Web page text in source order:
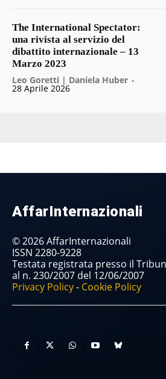
The International Spectator:
una rivista al servizio del
dibattito internazionale – 13
Marzo 2023
Leo Goretti | Daniela Huber -
28 Aprile 2026
AffarInternazionali
© 2026 AffarInternazionali
ISSN 2280-9228
Testata registrata presso il
al n. 230/2007 del 12/06/2007
Privacy Policy- Cookie Policy